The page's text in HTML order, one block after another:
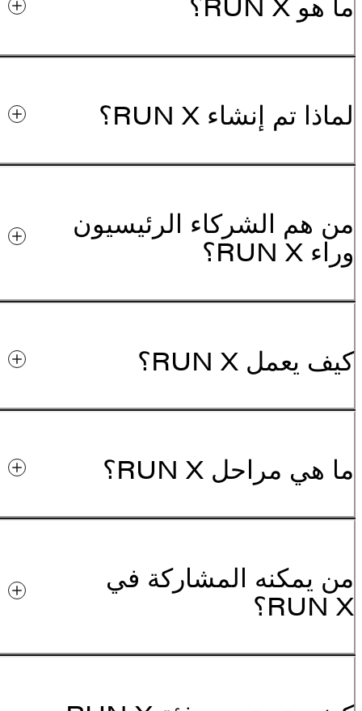
لماذا تم إنشاء RUN X؟
من هم الشركاء الرئيسيون
وراء RUN X؟
كيف يعمل RUN X؟
ما هي مراحل RUN X؟
من يمكنه المشاركة في
RUN X؟